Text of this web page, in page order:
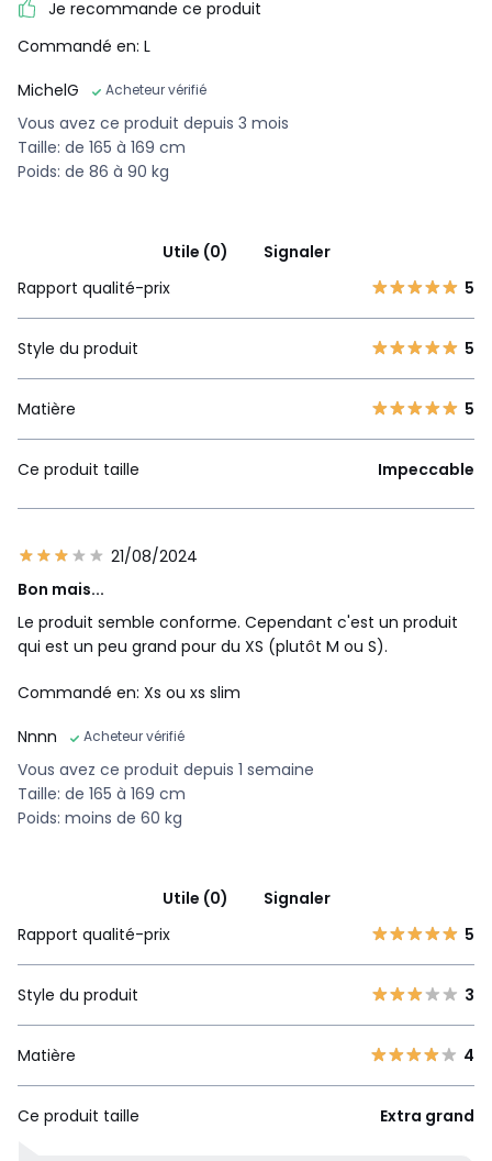
Je recommande ce produit
Commandé en: L
MichelG
Acheteur vérifié
Vous avez ce produit depuis 3 mois
Taille: de 165 à 169 cm
Poids: de 86 à 90 kg
Utile (0)
Signaler
Rapport qualité-prix
5
Style du produit 5
Matière 5
Ce produit taille Impeccable
21/08/2024
Bon mais...
Le produit semble conforme. Cependant c'est un produit
qui est un peu grand pour du XS (plutôt M ou S).
Commandé en: Xs ou xs slim
Nnnn
Acheteur vérifié
Vous avez ce produit depuis 1 semaine
Taille: de 165 à 169 cm
Poids: moins de 60 kg
Utile (0)
Signaler
Rapport qualité-prix
5
Style du produit 3
Matière 4
Ce produit taille Extra grand